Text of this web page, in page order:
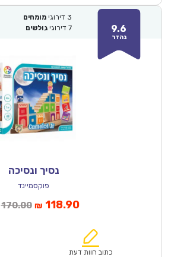
9.6
נהדר
3 דירוגי מומחים
7 דירוגי גולשים
נסיך ונסיכה
פוקסמיינד
170.00המחיר
₪170.00.
₪ 118.90המחיר
הוא:
כתוב חוות דעת